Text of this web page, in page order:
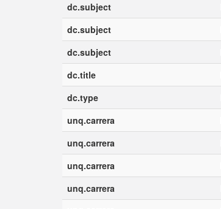
dc.subject
dc.subject
dc.subject
dc.title
dc.type
unq.carrera
unq.carrera
unq.carrera
unq.carrera